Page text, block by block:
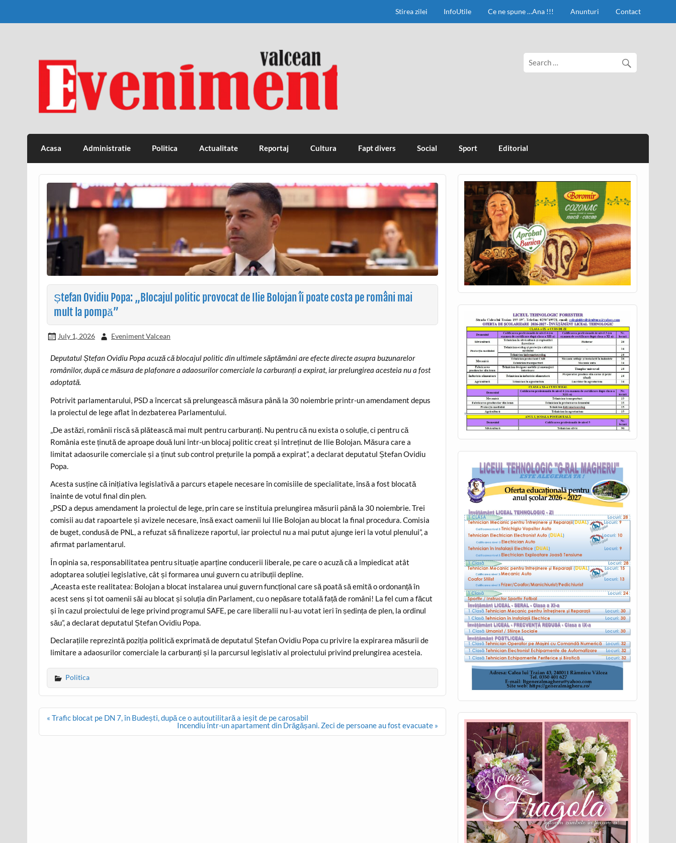
Stirea zilei InfoUtile Ce ne spune …Ana !!! Anunturi Contact
Eveniment Valcean
Acasa Administratie Politica Actualitate Reportaj Cultura Fapt divers Social Sport Editorial
Ștefan Ovidiu Popa: „Blocajul politic provocat de Ilie Bolojan îi poate costa pe români mai
mult la pompă”
July 1, 2026 Eveniment Valcean
Deputatul Ștefan Ovidiu Popa acuză că blocajul politic din ultimele săptămâni are efecte directe asupra buzunarelor
românilor, după ce măsura de plafonare a adaosurilor comerciale la carburanți a expirat, iar prelungirea acesteia nu a fost
adoptată.
Potrivit parlamentarului, PSD a încercat să prelungească măsura până la 30 noiembrie printr-un amendament depus
la proiectul de lege aflat în dezbaterea Parlamentului.
„De astăzi, românii riscă să plătească mai mult pentru carburanți. Nu pentru că nu exista o soluție, ci pentru că
România este ținută de aproape două luni într-un blocaj politic creat și întreținut de Ilie Bolojan. Măsura care a
limitat adaosurile comerciale și a ținut sub control prețurile la pompă a expirat”, a declarat deputatul Ștefan Ovidiu
Popa.
Acesta susține că inițiativa legislativă a parcurs etapele necesare în comisiile de specialitate, însă a fost blocată
înainte de votul final din plen.
„PSD a depus amendament la proiectul de lege, prin care se instituia prelungirea măsurii până la 30 noiembrie. Trei
comisii au dat rapoartele și avizele necesare, însă exact oamenii lui Ilie Bolojan au blocat la final procedura. Comisia
de buget, condusă de PNL, a refuzat să finalizeze raportul, iar proiectul nu a mai putut ajunge ieri la votul plenului”, a
afirmat parlamentarul.
În opinia sa, responsabilitatea pentru situație aparține conducerii liberale, pe care o acuză că a împiedicat atât
adoptarea soluției legislative, cât și formarea unui guvern cu atribuții depline.
„Aceasta este realitatea: Bolojan a blocat instalarea unui guvern funcțional care să poată să emită o ordonanță în
acest sens și tot oamenii săi au blocat și soluția din Parlament, cu o nepăsare totală față de români! La fel cum a făcut
și în cazul proiectului de lege privind programul SAFE, pe care liberalii nu l-au votat ieri în ședința de plen, la ordinul
său”, a declarat deputatul Ștefan Ovidiu Popa.
Declarațiile reprezintă poziția politică exprimată de deputatul Ștefan Ovidiu Popa cu privire la expirarea măsurii de
limitare a adaosurilor comerciale la carburanți și la parcursul legislativ al proiectului privind prelungirea acesteia.
Politica
Post
« Trafic blocat pe DN 7, în Budești, după ce o autoutilitară a ieșit de pe carosabil
Incendiu într-un apartament din Drăgășani. Zeci de persoane au fost evacuate »